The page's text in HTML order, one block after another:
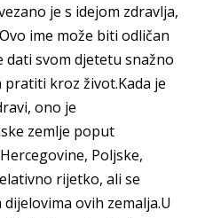
je s idejom zdravlja,
ime može biti odličan
svom djetetu snažno
kroz život.Kada je
ono je
zemlje poput
Poljske,
rijetko, ali se
ovih zemalja.U